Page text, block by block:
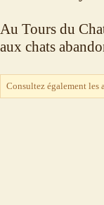
Au Tours du
aux chats
Consultez également les